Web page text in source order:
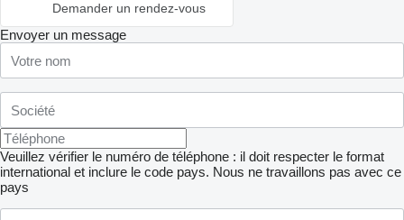
Demander un rendez-vous
Envoyer un message
Veuillez vérifier le numéro de téléphone : il doit respecter le format
international et inclure le code pays. Nous ne travaillons pas avec ce
pays